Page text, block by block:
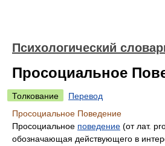
Психологический
Просоциальное
Толкование
Перевод
Просоциальное Поведение
Просоциальное поведение (от лат.
обозначающая действующего в